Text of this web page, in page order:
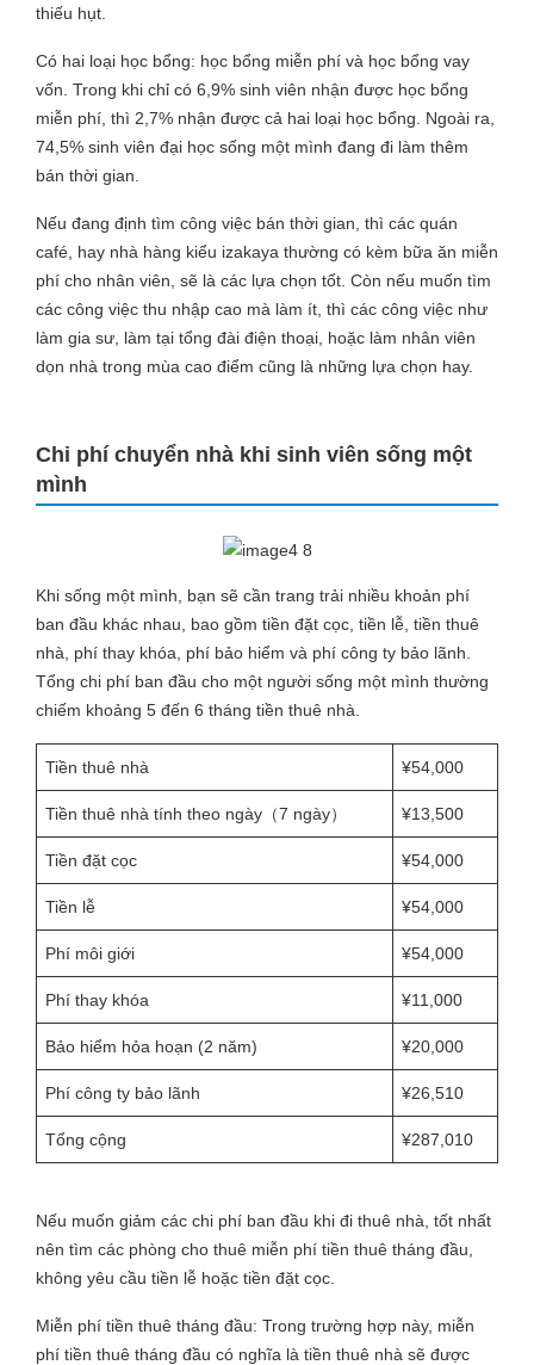
thiếu hụt.
Có hai loại học bổng: học bổng miễn phí và học bổng vay
vốn. Trong khi chỉ có 6,9% sinh viên nhận được học bổng
miễn phí, thì 2,7% nhận được cả hai loại học bổng. Ngoài ra,
74,5% sinh viên đại học sống một mình đang đi làm thêm
bán thời gian.
Nếu đang định tìm công việc bán thời gian, thì các quán
café, hay nhà hàng kiểu izakaya thường có kèm bữa ăn miễn
phí cho nhân viên, sẽ là các lựa chọn tốt. Còn nếu muốn tìm
các công việc thu nhập cao mà làm ít, thì các công việc như
làm gia sư, làm tại tổng đài điện thoại, hoặc làm nhân viên
dọn nhà trong mùa cao điểm cũng là những lựa chọn hay.
Chi phí chuyển nhà khi sinh viên sống một
mình
Khi sống một mình, bạn sẽ cần trang trải nhiều khoản phí
ban đầu khác nhau, bao gồm tiền đặt cọc, tiền lễ, tiền thuê
nhà, phí thay khóa, phí bảo hiểm và phí công ty bảo lãnh.
Tổng chi phí ban đầu cho một người sống một mình thường
chiếm khoảng 5 đến 6 tháng tiền thuê nhà.
Tiền thuê nhà ¥54,000
Tiền thuê nhà tính theo ngày（7 ngày） ¥13,500
Tiền đặt cọc ¥54,000
Tiền lễ ¥54,000
Phí môi giới ¥54,000
Phí thay khóa ¥11,000
Bảo hiểm hỏa hoạn (2 năm) ¥20,000
Phí công ty bảo lãnh ¥26,510
Tổng cộng ¥287,010
Nếu muốn giảm các chi phí ban đầu khi đi thuê nhà, tốt nhất
nên tìm các phòng cho thuê miễn phí tiền thuê tháng đầu,
không yêu cầu tiền lễ hoặc tiền đặt cọc.
Miễn phí tiền thuê tháng đầu: Trong trường hợp này, miễn
phí tiền thuê tháng đầu có nghĩa là tiền thuê nhà sẽ được